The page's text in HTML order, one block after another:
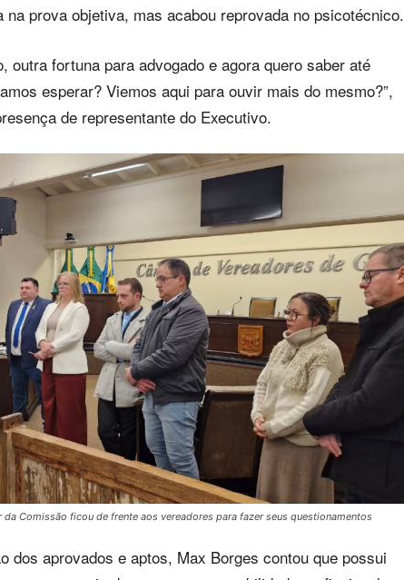
prova objetiva, mas acabou reprovada no psicotécnico.
outra fortuna para advogado e agora quero saber até
esperar? Viemos aqui para ouvir mais do mesmo?”,
de representante do Executivo.
Comissão ficou de frente aos vereadores para fazer seus questionamentos
dos aprovados e aptos, Max Borges contou que possui